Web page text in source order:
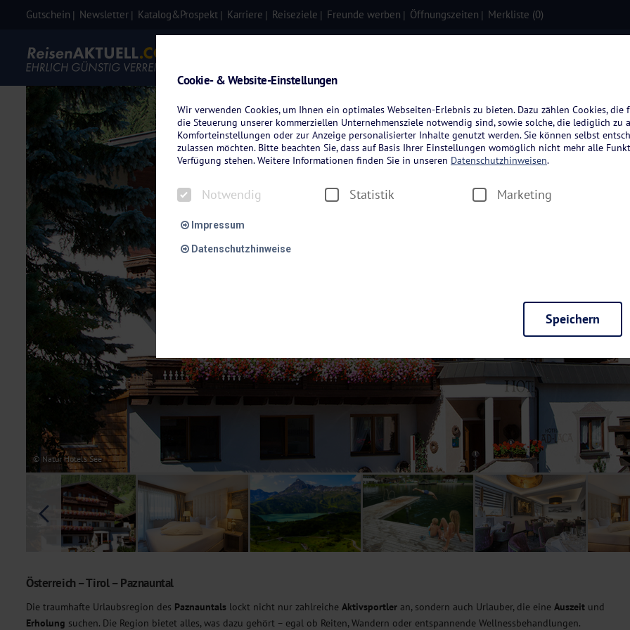
Gutschein Newsletter Katalog&Prospekt Karriere Reiseziele Freunde werben Öffnungszeiten Merkliste (0)
© Natur Hotels See
Österreich – Tirol – Paznauntal
Die traumhafte Urlaubsregion des Paznauntals lockt nicht nur zahlreiche Aktivsportler an, sondern auch Urlauber, die eine Auszeit und
Erholung suchen. Die Region bietet alles, was dazu gehört – egal ob Reiten, Wandern oder entspannende Wellnessbehandlungen.
Cookie- & Website-Einstellungen
Wir verwenden Cookies, um Ihnen ein optimales Webseiten-Erlebnis zu bieten. Dazu zählen Cookies,
die Steuerung unserer kommerziellen Unternehmensziele notwendig sind, sowie solche, die lediglich zu
Komforteinstellungen oder zur Anzeige personalisierter Inhalte genutzt werden. Sie können selbst
zulassen möchten. Bitte beachten Sie, dass auf Basis Ihrer Einstellungen womöglich nicht mehr alle
Verfügung stehen. Weitere Informationen finden Sie in unseren Datenschutzhinweisen.
Notwendig Statistik Marketing
Impressum
Datenschutzhinweise
Diese Cookies sind für den Betrieb der Seite unbedingt notwendig und ermöglichen beispielsweise
möchten, um Ihnen unsere Dienste bei einem erneuten Besuch unserer Seite schneller zur Verfügung zu
Statistik
Um unser Angebot und unsere Webseite weiter zu verbessern, erfassen wir anonymisierte Daten für
dieser Cookies können wir beispielsweise die Besucherzahlen und den Effekt bestimmter Seiten unseres
unsere Inhalte optimieren. Wir nutzen hierfür Dienste von Google und Facebook. Durch diese Dienste
Übermittlung, der auf unsere Website erfassten Daten, kommen. Weitere Hinweise zu der Verarbeitung
. Sie können Ihre Einwilligung jederzeit in den Cookie-Einstellungen
widerrufen.
Marketing
Diese Cookies werden genutzt, um Ihnen personalisierte Inhalte, passend zu Ihren Interessen anzuzeigen.
Speichern